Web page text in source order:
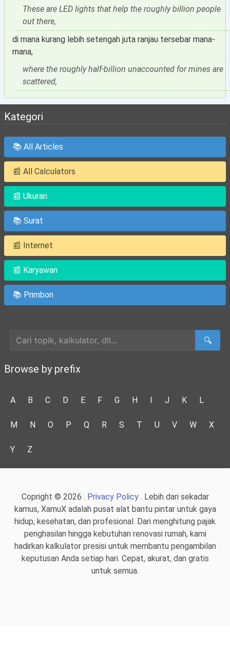
These are LED lights that help the roughly billion people
out there,
di mana kurang lebih setengah juta ranjau tersebar mana-
mana,
where the roughly half-billion unaccounted for mines are
scattered,
Kategori
📚 All Articles
📰 All Calculators
📰 Ukuran
📚 Surat
📰 Internet
📰 Karyawan
📚 Primbon
🔍
Browse by prefix
A B C D E F G H I J K L
M N O P Q R S T U V W X
Y Z
Copright © 2026 . Privacy Policy. Lebih dari sekadar
kamus, XamuX adalah pusat alat bantu pintar untuk gaya
hidup, kesehatan, dan profesional. Dari menghitung pajak
penghasilan hingga kebutuhan renovasi rumah, kami
hadirkan kalkulator presisi untuk membantu pengambilan
keputusan Anda setiap hari. Cepat, akurat, dan gratis
untuk semua.